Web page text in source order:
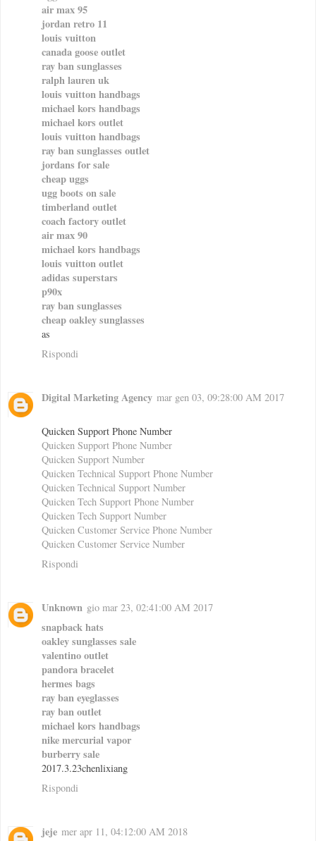
air max 95
jordan retro 11
louis vuitton
canada goose outlet
ray ban sunglasses
ralph lauren uk
louis vuitton handbags
michael kors handbags
michael kors outlet
louis vuitton handbags
ray ban sunglasses outlet
jordans for sale
cheap uggs
ugg boots on sale
timberland outlet
coach factory outlet
air max 90
michael kors handbags
louis vuitton outlet
adidas superstars
p90x
ray ban sunglasses
cheap oakley sunglasses
as
Rispondi
Digital Marketing Agency mar gen 03, 09:28:00 AM 2017
Quicken Support Phone Number
Quicken Support Phone Number
Quicken Support Number
Quicken Technical Support Phone Number
Quicken Technical Support Number
Quicken Tech Support Phone Number
Quicken Tech Support Number
Quicken Customer Service Phone Number
Quicken Customer Service Number
Rispondi
Unknown gio mar 23, 02:41:00 AM 2017
snapback hats
oakley sunglasses sale
valentino outlet
pandora bracelet
hermes bags
ray ban eyeglasses
ray ban outlet
michael kors handbags
nike mercurial vapor
burberry sale
2017.3.23chenlixiang
Rispondi
jeje mer apr 11, 04:12:00 AM 2018